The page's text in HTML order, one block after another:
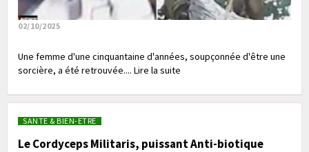
02/10/2025
Une femme d'une cinquantaine d'années, soupçonnée d'être une
sorcière, a été retrouvée.... Lire la suite
SANTE & BIEN-ETRE
Le Cordyceps Militaris, puissant Anti-biotique